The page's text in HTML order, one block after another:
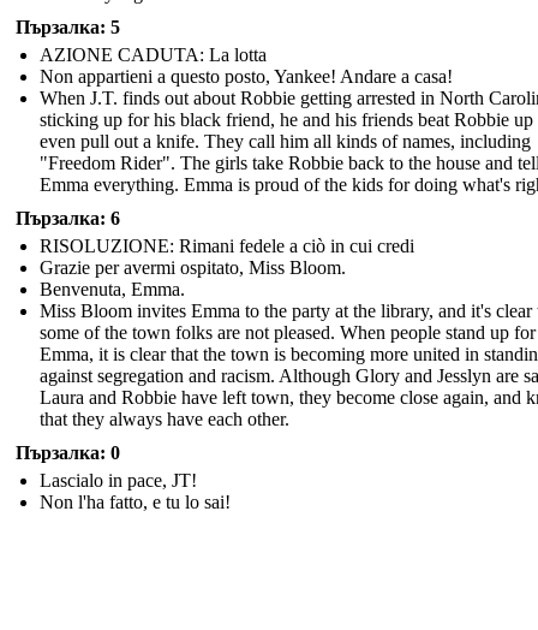
Пързалка: 5
AZIONE CADUTA: La lotta
Non appartieni a questo posto, Yankee! Andare a casa!
When J.T. finds out about Robbie getting arrested in North
sticking up for his black friend, he and his friends beat Robbie up
even pull out a knife. They call him all kinds of names, including
"Freedom Rider". The girls take Robbie back to the house and
Emma everything. Emma is proud of the kids for doing what's
Пързалка: 6
RISOLUZIONE: Rimani fedele a ciò in cui credi
Grazie per avermi ospitato, Miss Bloom.
Benvenuta, Emma.
Miss Bloom invites Emma to the party at the library, and it's clear
some of the town folks are not pleased. When people stand up for
Emma, it is clear that the town is becoming more united in
against segregation and racism. Although Glory and Jesslyn are
Laura and Robbie have left town, they become close again, and
that they always have each other.
Пързалка: 0
Lascialo in pace, JT!
Non l'ha fatto, e tu lo sai!